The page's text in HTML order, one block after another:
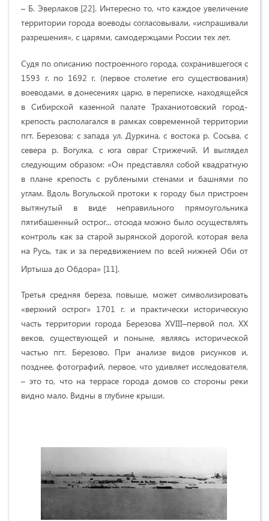
– Б. Эверлаков [22]. Интересно то, что каждое увеличение
территории города воеводы согласовывали, «испрашивали
разрешения», с царями, самодержцами России тех лет.
Судя по описанию построенного города, сохранившегося с
1593 г. по 1692 г. (первое столетие его существования)
воеводами, в донесениях царю, в переписке, находящейся
в Сибирской казенной палате Траханиотовский город-
крепость располагался в рамках современной территории
пгт. Березова; с запада ул. Дуркина, с востока р. Сосьва, с
севера р. Вогулка, с юга овраг Стрижечий. И выглядел
следующим образом: «Он представлял собой квадратную
в плане крепость с рублеными стенами и башнями по
углам. Вдоль Вогульской протоки к городу был пристроен
вытянутый в виде неправильного прямоугольника
пятибашенный острог... отсюда можно было осуществлять
контроль как за старой зырянской дорогой, которая вела
на Русь, так и за передвижением по всей нижней Оби от
Иртыша до Обдора» [11].
Третья средняя береза, повыше, может символизировать
«верхний острог» 1701 г. и практически историческую
часть территории города Березова ХVIII–первой пол. ХХ
веков, существующей и поныне, являясь исторической
частью пгт. Березово. При анализе видов рисунков и,
позднее, фотографий, первое, что удивляет исследователя,
– это то, что на террасе города домов со стороны реки
видно мало. Видны в глубине крыши.